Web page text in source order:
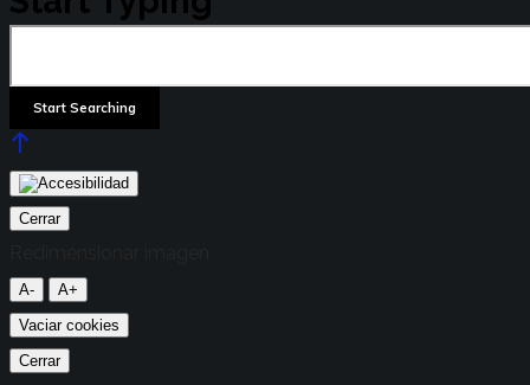
Cerrar
A-
A+
Vaciar cookies
Cerrar